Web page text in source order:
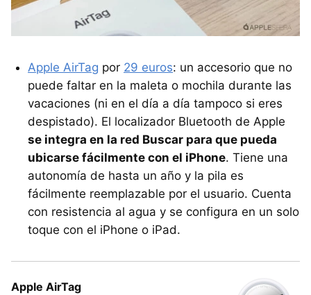
Apple AirTag por 29 euros: un accesorio que no
puede faltar en la maleta o mochila durante las
vacaciones (ni en el día a día tampoco si eres
despistado). El localizador Bluetooth de Apple
se integra en la red Buscar para que pueda
ubicarse fácilmente con el iPhone. Tiene una
autonomía de hasta un año y la pila es
fácilmente reemplazable por el usuario. Cuenta
con resistencia al agua y se configura en un solo
toque con el iPhone o iPad.
Apple AirTag